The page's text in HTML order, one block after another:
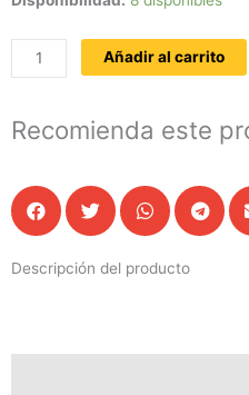
Añadir al carrito
Recomienda este
Descripción del producto